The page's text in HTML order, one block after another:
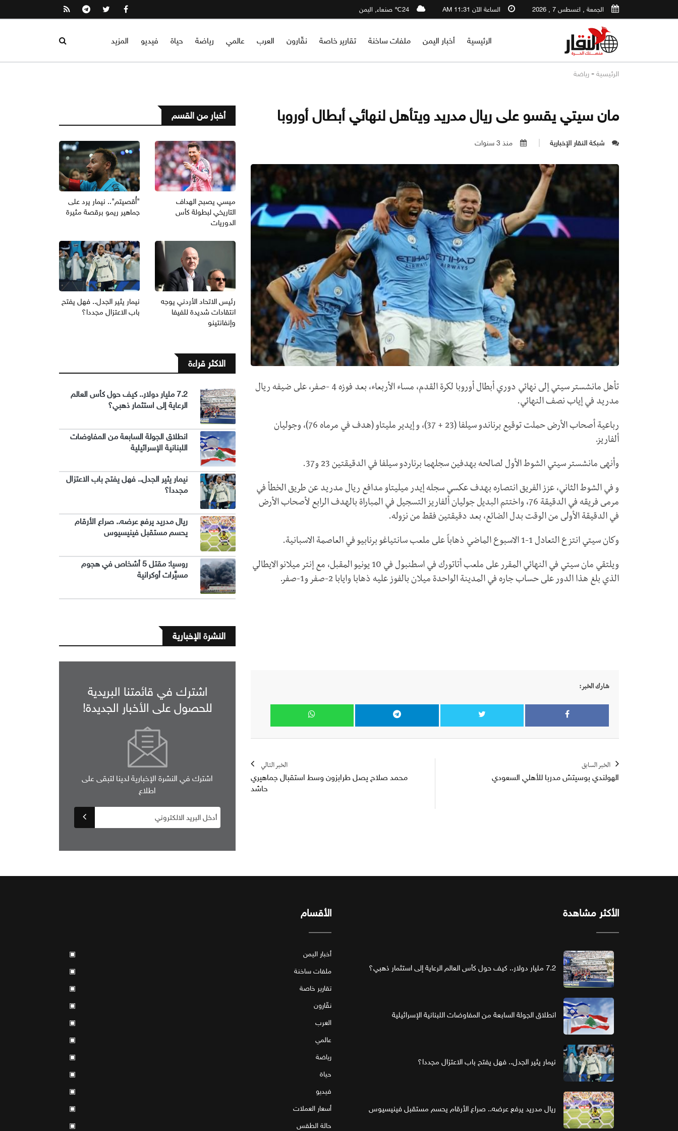
الجمعة , اغسطس 7 , 2026 الساعة الآن 11:31 AM 24℃ صنعاء, اليمن
الرئيسية أخبار اليمن ملفات ساخنة تقارير خاصة نقّارون العرب عالمي رياضة حياة فيديو المزيد
الرئيسية - رياضة
مان سيتي يقسو على ريال مدريد ويتأهل لنهائي أبطال أوروبا
شبكة النقار الإخبارية منذ 3 سنوات
تأهل مانشستر سيتي إلى نهائي دوري أبطال أوروبا لكرة القدم، مساء الأربعاء، بعد فوزه 4 -صفر، على ضيفه ريال
مدريد في إياب نصف النهائي.
رباعية أصحاب الأرض حملت توقيع برناندو سيلفا (23 + 37)، و إيدير مليتاو (هدف في مرماه 76)، وجوليان
ألفاريز.
وأنهى مانشستر سيتي الشوط الأول لصالحه بهدفين سجلهما برناردو سيلفا في الدقيقتين 23 و37.
و في الشوط الثاني، عزز الفريق انتصاره بهدف عكسي سجله إيدر ميليتاو مدافع ريال مدريد عن طريق الخطأ في
مرمى فريقه في الدقيقة 76، واختتم البديل جوليان ألفاريز التسجيل في المباراة بالهدف الرابع لأصحاب الأرض
في الدقيقة الأولى من الوقت بدل الضائع، بعد دقيقتين فقط من نزوله.
وكان سيتي انتزع التعادل 1-1 الاسبوع الماضي ذهاباً على ملعب سانتياغو برنابيو في العاصمة الاسبانية.
ويلتقي مان سيتي في النهائي المقرر على ملعب أتاتورك في اسطنبول في 10 يونيو المقبل، مع إنتر ميلانو الايطالي
الذي بلغ هذا الدور على حساب جاره في المدينة الواحدة ميلان بالفوز عليه ذهابا وايابا 2-صفر و1-صفر.
شارك الخبر:
الخبر السابق
الهولندي بوسيتش مدربا للأهلي السعودي
الخبر التالي
محمد صلاح يصل طرابزون وسط استقبال جماهيري
حاشد
أخبار من القسم
ميسي يصبح الهداف
التاريخي لبطولة كأس
الدوريات
"أُقصيتم".. نيمار يرد على
جماهير ريمو برقصة مثيرة
رئيس الاتحاد الأردني يوجه
انتقادات شديدة للفيفا
وإنفانتينو
نيمار يثير الجدل.. فهل يفتح
باب الاعتزال مجددا؟
الاكثر قراءة
7.2 مليار دولار.. كيف حول كأس العالم
الرعاية إلى استثمار ذهبي؟
انطلاق الجولة السابعة من المفاوضات
اللبنانية الإسرائيلية
نيمار يثير الجدل.. فهل يفتح باب الاعتزال
مجددا؟
ريال مدريد يرفع عرضه.. صراع الأرقام
يحسم مستقبل فينيسيوس
روسيا: مقتل 5 أشخاص في هجوم
مسيَّرات أوكرانية
النشرة الإخبارية
اشترك في قائمتنا البريدية
للحصول على الأخبار الجديدة!
اشترك في النشرة الإخبارية لدينا لتبقى على
اطلاع
الأكثر مشاهدة
7.2 مليار دولار.. كيف حول كأس العالم الرعاية إلى استثمار ذهبي؟
انطلاق الجولة السابعة من المفاوضات اللبنانية الإسرائيلية
نيمار يثير الجدل.. فهل يفتح باب الاعتزال مجددا؟
ريال مدريد يرفع عرضه.. صراع الأرقام يحسم مستقبل فينيسيوس
الأقسام
أخبار اليمن
▣
ملفات ساخنة
▣
تقارير خاصة
▣
نقّارون
▣
العرب
▣
عالمي
▣
رياضة
▣
حياة
▣
فيديو
▣
أسعار العملات
▣
حالة الطقس
▣